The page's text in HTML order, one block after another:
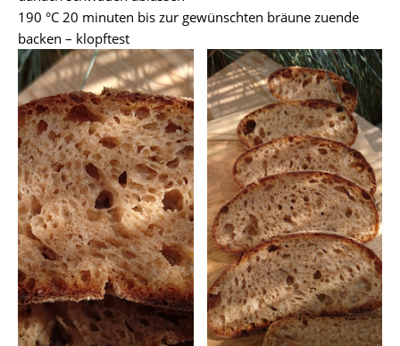
190 °C 20 minuten bis zur gewünschten bräune zuende
backen – klopftest